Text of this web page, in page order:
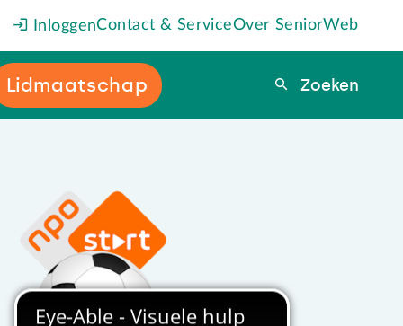
InloggenContact & ServiceOver SeniorWeb
Lidmaatschap Zoeken
Zoeken